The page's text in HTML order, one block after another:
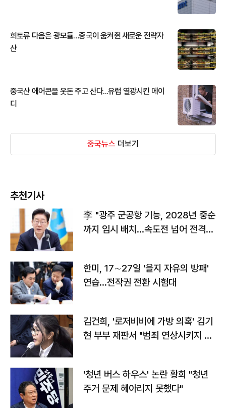
희토류 다음은 광모듈…중국이 움켜쥔 새로운 전략자
산
중국산 에어콘을 웃돈 주고 산다...유럽 열광시킨 메이
디
중국뉴스 더보기
추천기사
李 "광주 군공항 기능, 2028년 중순
까지 임시 배치…속도전 넘어 전격
한미, 17∼27일 '을지 자유의 방패'
연습…전작권 전환 시험대
김건희, '로저비비에 가방 의혹' 김기
현 부부 재판서 "범죄 연상시키지 말
'청년 버스 하우스' 논란 황희 "청년
주거 문제 헤아리지 못했다"